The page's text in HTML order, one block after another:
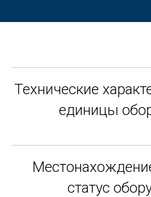
Технические
единицы
статус